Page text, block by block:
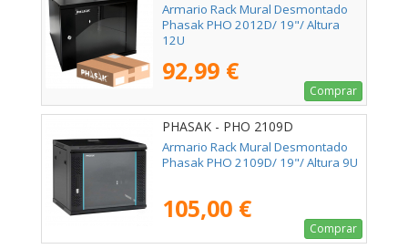
Armario Rack Mural Desmontado
Phasak PHO 2012D/ 19"/ Altura
12U
92,99 €
Comprar
PHASAK - PHO 2109D
Armario Rack Mural Desmontado
Phasak PHO 2109D/ 19"/ Altura 9U
105,00 €
Comprar